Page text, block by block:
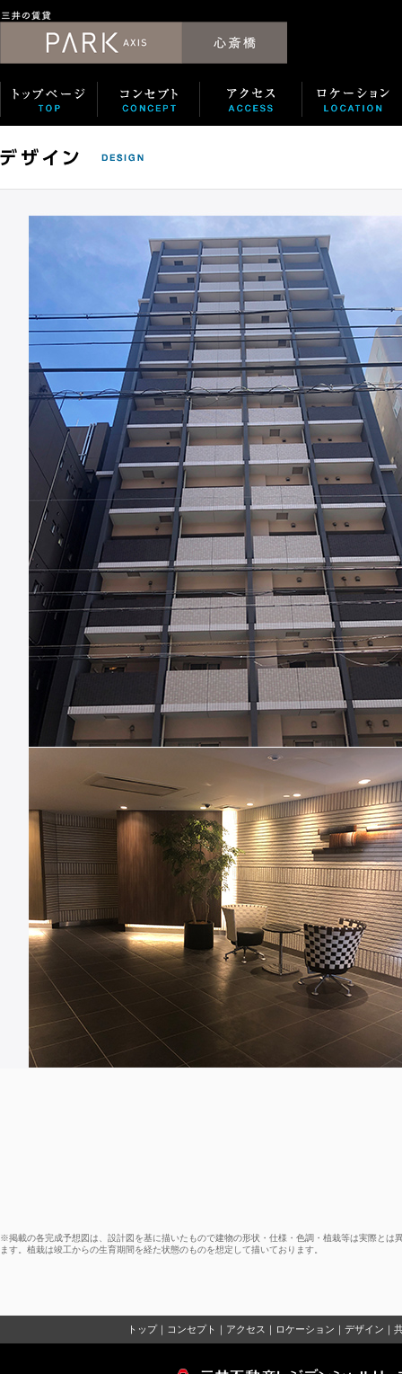
※掲載の各完成予想図は、設計図を基に描いたもので建物の形状・仕様・色調・植栽等は実際と
ます。植栽は竣工からの生育期間を経た状態のものを想定して描いております。
トップ｜ コンセプト ｜ アクセス ｜ ロケーション ｜デザイン ｜